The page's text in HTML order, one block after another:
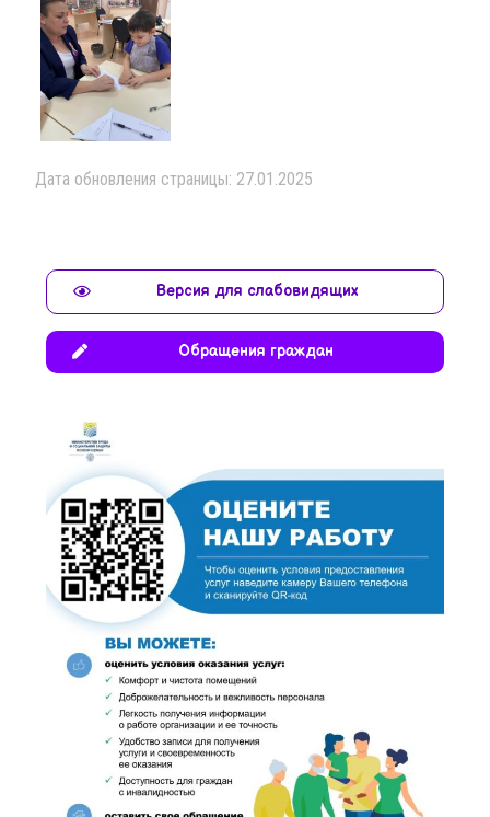
Дата обновления страницы: 27.01.2025
Версия для слабовидящих
Обращения граждан